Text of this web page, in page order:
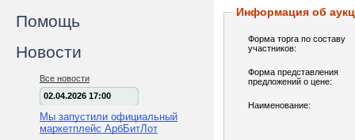
Помощь
Новости
Все новости
02.04.2026 17:00
Мы запустили официальный
маркетплейс АрбБитЛот
Информация об
Форма торга по составу
участников:
Форма представления
предложений о цене:
Наименование: